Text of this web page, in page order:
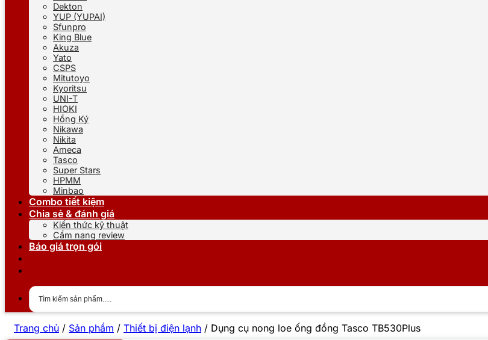
Dekton
YUP (YUPAI)
Sfunpro
King Blue
Akuza
Yato
CSPS
Mitutoyo
Kyoritsu
UNI-T
HIOKI
Hồng Ký
Nikawa
Nikita
Ameca
Tasco
Super Stars
HPMM
Minbao
Combo tiết kiệm
Chia sẻ & đánh giá
Kiến thức kỹ thuật
Cẩm nang review
Báo giá trọn gói
Trang chủ / Sản phẩm / Thiết bị điện lạnh / Dụng cụ nong loe ống đồng Tasco TB530Plus